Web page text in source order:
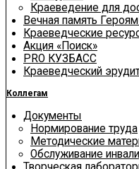
Краеведение для
Вечная память
Краеведческие
Акция «Поиск»
PRO КУЗБАСС
Краеведческий
Коллегам
Документы
Нормирование труда
Методические
Обслуживание